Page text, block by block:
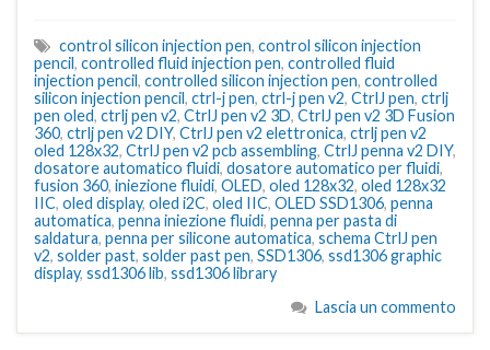
control silicon injection pen, control silicon injection
pencil, controlled fluid injection pen, controlled fluid
injection pencil, controlled silicon injection pen, controlled
silicon injection pencil, ctrl-j pen, ctrl-j pen v2, CtrlJ pen, ctrlj
pen oled, ctrlj pen v2, CtrlJ pen v2 3D, CtrlJ pen v2 3D Fusion
360, ctrlj pen v2 DIY, CtrlJ pen v2 elettronica, ctrlj pen v2
oled 128x32, CtrlJ pen v2 pcb assembling, CtrlJ penna v2 DIY,
dosatore automatico fluidi, dosatore automatico per fluidi,
fusion 360, iniezione fluidi, OLED, oled 128x32, oled 128x32
IIC, oled display, oled i2C, oled IIC, OLED SSD1306, penna
automatica, penna iniezione fluidi, penna per pasta di
saldatura, penna per silicone automatica, schema CtrlJ pen
v2, solder past, solder past pen, SSD1306, ssd1306 graphic
display, ssd1306 lib, ssd1306 library
Lascia un commento